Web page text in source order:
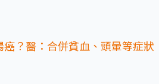
？醫：合併貧血、頭暈等症狀